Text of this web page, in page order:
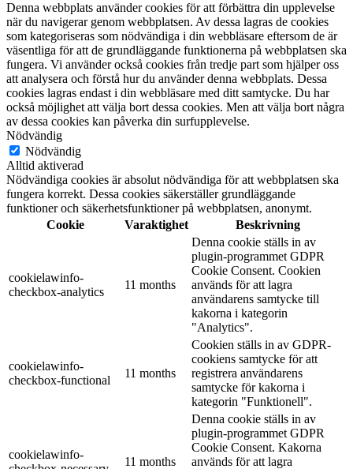
Denna webbplats använder cookies för att förbättra din upplevelse
när du navigerar genom webbplatsen. Av dessa lagras de cookies
som kategoriseras som nödvändiga i din webbläsare eftersom de är
väsentliga för att de grundläggande funktionerna på webbplatsen ska
fungera. Vi använder också cookies från tredje part som hjälper oss
att analysera och förstå hur du använder denna webbplats. Dessa
cookies lagras endast i din webbläsare med ditt samtycke. Du har
också möjlighet att välja bort dessa cookies. Men att välja bort några
av dessa cookies kan påverka din surfupplevelse.
Nödvändig
Nödvändig
Alltid aktiverad
Nödvändiga cookies är absolut nödvändiga för att webbplatsen ska
fungera korrekt. Dessa cookies säkerställer grundläggande
funktioner och säkerhetsfunktioner på webbplatsen, anonymt.
Cookie
Varaktighet Beskrivning
cookielawinfo-
checkbox-analytics
11 months
Denna cookie ställs in av
plugin-programmet GDPR
Cookie Consent. Cookien
används för att lagra
användarens samtycke till
kakorna i kategorin
"Analytics".
cookielawinfo-
checkbox-functional
11 months
Cookien ställs in av GDPR-
cookiens samtycke för att
registrera användarens
samtycke för kakorna i
kategorin "Funktionell".
cookielawinfo-
11 months
Denna cookie ställs in av
plugin-programmet GDPR
Cookie Consent. Kakorna
används för att lagra